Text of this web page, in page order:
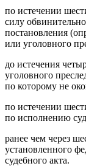
по истечении
силу
постановления
или уголовного
до истечения
уголовного
по которому не
по истечении
по исполнению
ранее чем через
установленного
судебного акта.